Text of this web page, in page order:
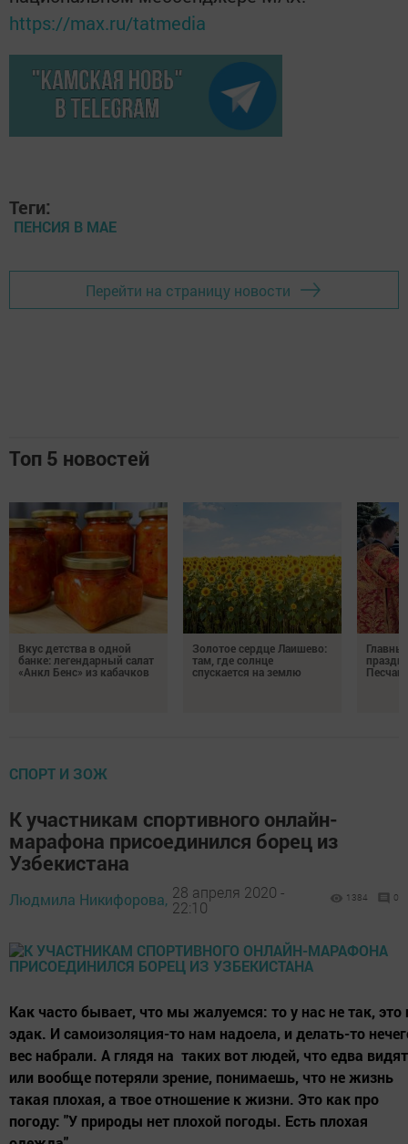
https://max.ru/tatmedia
Теги:
ПЕНСИЯ В МАЕ
Перейти на страницу новости
Топ 5 новостей
Вкус детства в одной
банке: легендарный салат
«Анкл Бенс» из кабачков
Золотое сердце Лаишево:
там, где солнце
спускается на землю
СПОРТ И ЗОЖ
К участникам спортивного онлайн-
марафона присоединился борец из
Узбекистана
Людмила Никифорова, 28 апреля 2020 -
22:10
1384 0
Как часто бывает, что мы жалуемся: то у нас не так, это
эдак. И самоизоляция-то нам надоела, и делать-то
вес набрали. А глядя на таких вот людей, что едва видят
или вообще потеряли зрение, понимаешь, что не жизнь
такая плохая, а твое отношение к жизни. Это как про
погоду: "У природы нет плохой погоды. Есть плохая